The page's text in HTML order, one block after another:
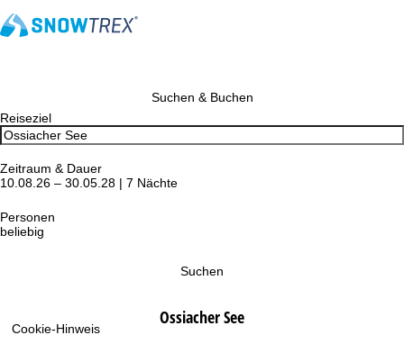
Cookie-Hinweis
Suchen & Buchen
Reiseziel
Zeitraum & Dauer
10.08.26 – 30.05.28 | 7 Nächte
Personen
beliebig
Suchen
Ossiacher See